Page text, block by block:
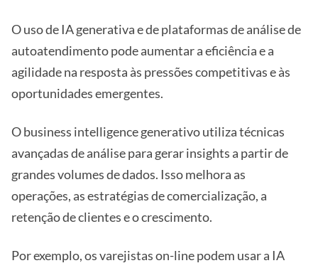
O uso de IA generativa e de plataformas de análise de
autoatendimento pode aumentar a eficiência e a
agilidade na resposta às pressões competitivas e às
oportunidades emergentes.
O business intelligence generativo utiliza técnicas
avançadas de análise para gerar insights a partir de
grandes volumes de dados. Isso melhora as
operações, as estratégias de comercialização, a
retenção de clientes e o crescimento.
Por exemplo, os varejistas on-line podem usar a IA